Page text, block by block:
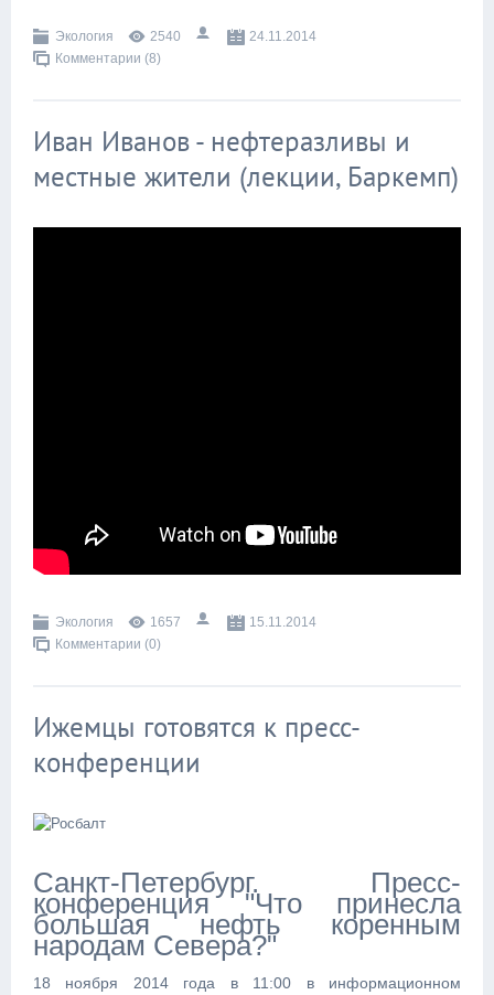
Экология 2540
24.11.2014
Комментарии (8)
Иван Иванов - нефтеразливы и
местные жители (лекции, Баркемп)
Экология 1657
15.11.2014
Комментарии (0)
Ижемцы готовятся к пресс-
конференции
Санкт-Петербург. Пресс-
конференция "Что принесла
большая нефть коренным
народам Севера?"
18 ноября 2014 года в 11:00 в информационном